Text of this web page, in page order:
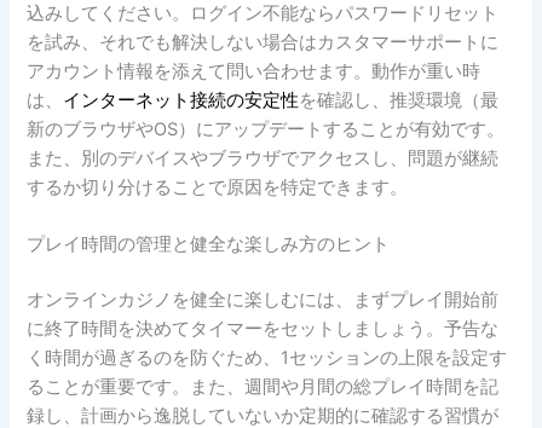
込みしてください。ログイン不能ならパスワードリセット
を試み、それでも解決しない場合はカスタマーサポートに
アカウント情報を添えて問い合わせます。動作が重い時
は、 インターネット接続の安定性を確認し、推奨環境（最
新のブラウザやOS）にアップデートすることが有効です。
また、別のデバイスやブラウザでアクセスし、問題が継続
するか切り分けることで原因を特定できます。
プレイ時間の管理と健全な楽しみ方のヒント
オンラインカジノを健全に楽しむには、まずプレイ開始前
に終了時間を決めてタイマーをセットしましょう。予告な
く時間が過ぎるのを防ぐため、1セッションの上限を設定す
ることが重要です。また、週間や月間の総プレイ時間を記
録し、計画から逸脱していないか定期的に確認する習慣が